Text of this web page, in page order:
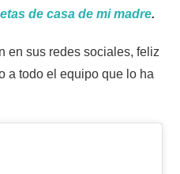
de casa de mi madre.
en sus redes sociales, feliz
a todo el equipo que lo ha